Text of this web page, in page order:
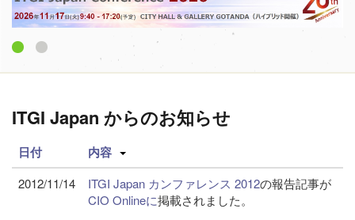
ITGI Japan からのお知らせ
日付 内容
2012/11/14 ITGI Japan カンファレンス 2012の報告記事が
CIO Onlineに掲載されました。